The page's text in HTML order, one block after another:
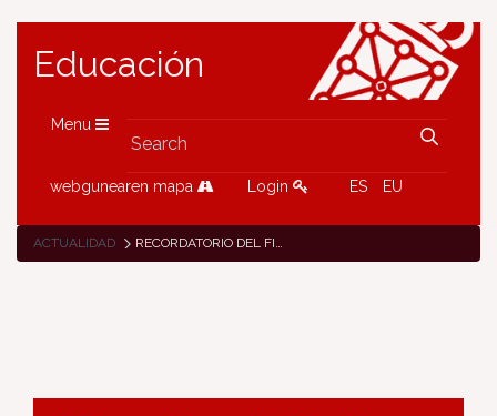
Educación
Menu
webgunearen mapa Login ES EU
ACTUALIDAD RECORDATORIO DEL FIN DE LOS PLAZOS DE SOLICITUD DEL PROGRAMA DE INTERCAMBIO RECÍPROCO CON FRANCIA PARA EL ALUMNADO DE 3º DE ESO